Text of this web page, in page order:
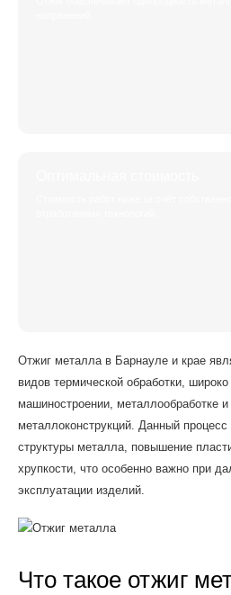
Отжиг металла в Барнауле и крае
видов термической обработки,
машиностроении, металлообработке и
металлоконструкций. Данный
структуры металла, повышение
хрупкости, что особенно важно при
эксплуатации изделий.
Что такое отжиг